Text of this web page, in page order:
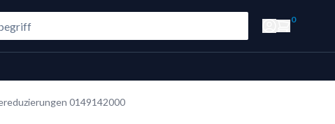
0
0149142000